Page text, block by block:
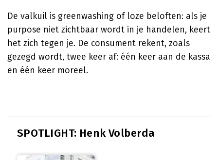
De valkuil is greenwashing of loze beloften: als je
purpose niet zichtbaar wordt in je handelen, keert
het zich tegen je. De consument rekent, zoals
gezegd wordt, twee keer af: één keer aan de kassa
en één keer moreel.
SPOTLIGHT: Henk Volberda